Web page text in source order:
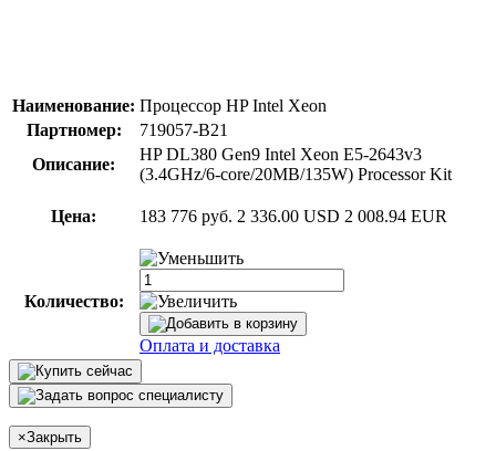
Наименование: Процессор HP Intel Xeon
Партномер:
719057-B21
Описание:
HP DL380 Gen9 Intel Xeon E5-2643v3
(3.4GHz/6-core/20MB/135W) Processor Kit
Цена: 183 776 руб. 2 336.00 USD 2 008.94 EUR
Количество:
Оплата и доставка
×Закрыть